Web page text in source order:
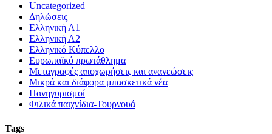
Uncategorized
Δηλώσεις
Ελληνική Α1
Ελληνική Α2
Ελληνικό Κύπελλο
Ευρωπαϊκό πρωτάθλημα
Μεταγραφές αποχωρήσεις και ανανεώσεις
Μικρά και διάφορα μπασκετικά νέα
Πανηγυρισμοί
Φιλικά παιχνίδια-Τουρνουά
Tags